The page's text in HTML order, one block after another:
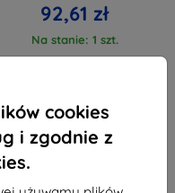
cookies
i zgodnie z
92,61 zł
Na stanie: 1 szt.